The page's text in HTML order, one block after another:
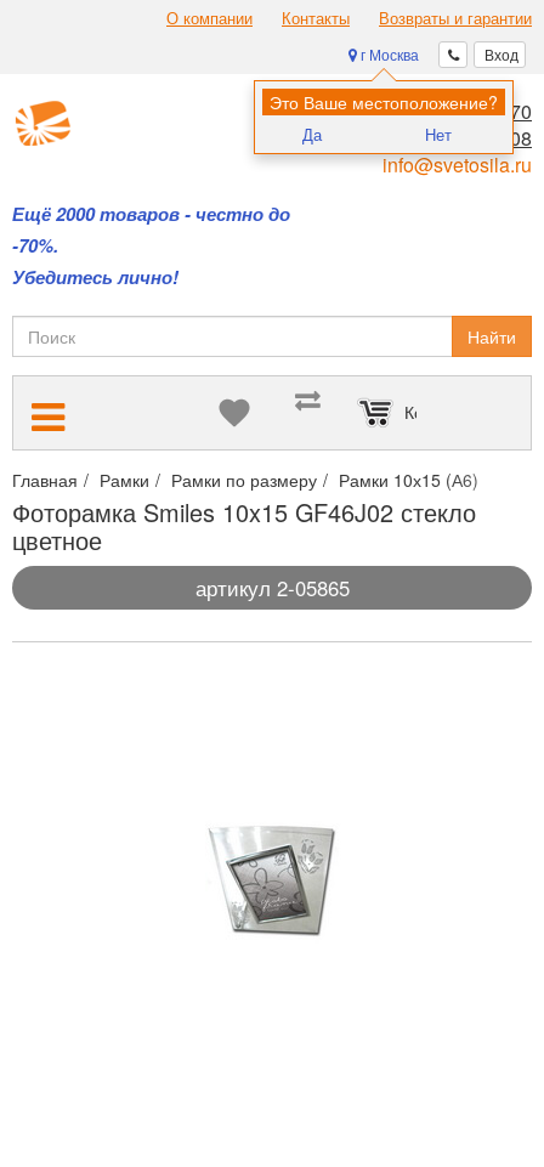
О компании Контакты Возвраты и гарантии
Вход
г Москва
Это Ваше местоположение?
Да Нет
Ещё 2000 товаров - честно до
-70%.
Убедитесь лично!
8 (495) 970-00-70
8 (800) 700-11-08
info@svetosila.ru
Найти
Корзина пуста
Главная Рамки Рамки по размеру Рамки 10х15 (А6)
Фоторамка Smiles 10x15 GF46J02 стекло
цветное
артикул 2-05865